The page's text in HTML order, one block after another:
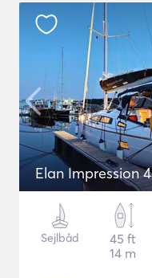
Elan Impression
Sejlbåd
45 ft
14 m